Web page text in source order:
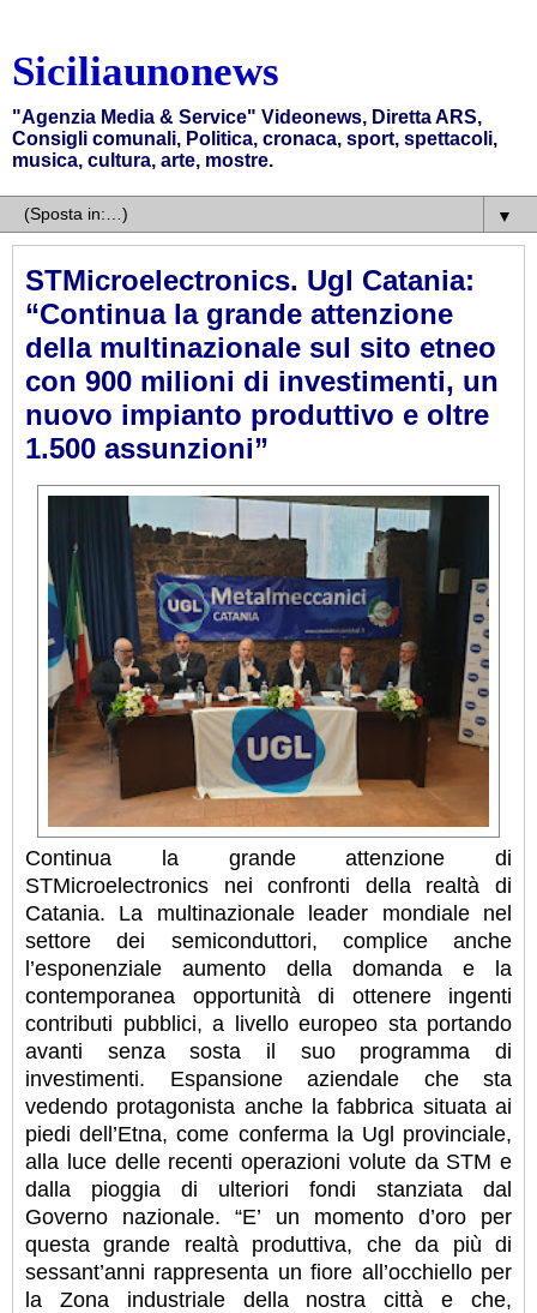
Siciliaunonews
"Agenzia Media & Service" Videonews, Diretta ARS,
Consigli comunali, Politica, cronaca, sport, spettacoli,
musica, cultura, arte, mostre.
▼
STMicroelectronics. Ugl Catania:
“Continua la grande attenzione
della multinazionale sul sito etneo
con 900 milioni di investimenti, un
nuovo impianto produttivo e oltre
1.500 assunzioni”
Continua la grande attenzione di
STMicroelectronics nei confronti della realtà di
Catania. La multinazionale leader mondiale nel
settore dei semiconduttori, complice anche
l’esponenziale aumento della domanda e la
contemporanea opportunità di ottenere ingenti
contributi pubblici, a livello europeo sta portando
avanti senza sosta il suo programma di
investimenti. Espansione aziendale che sta
vedendo protagonista anche la fabbrica situata ai
piedi dell’Etna, come conferma la Ugl provinciale,
alla luce delle recenti operazioni volute da STM e
dalla pioggia di ulteriori fondi stanziata dal
Governo nazionale. “E’ un momento d’oro per
questa grande realtà produttiva, che da più di
sessant’anni rappresenta un fiore all’occhiello per
la Zona industriale della nostra città e che,